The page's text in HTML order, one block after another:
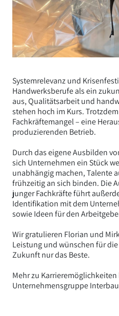
Systemrelevanz und
Handwerksberufe als ein
aus, Qualitätsarbeit und
stehen hoch im Kurs.
Fachkräftemangel – eine
produzierenden Betrieb.
Durch das eigene Ausbilden
sich Unternehmen ein Stück
unabhängig machen, Talente
frühzeitig an sich binden. Die
junger Fachkräfte führt
Identifikation mit dem
sowie Ideen für den
Wir gratulieren Florian und
Leistung und wünschen für
Zukunft nur das Beste.
Mehr zu Karrieremöglichkeiten
Unternehmensgruppe